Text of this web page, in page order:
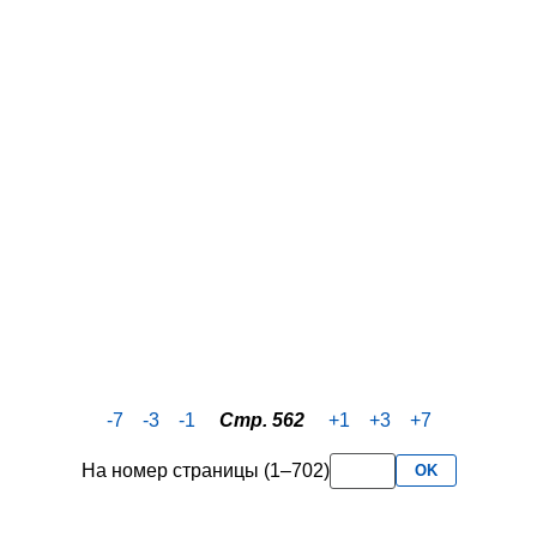
-7 -3 -1 Стр. 562 +1 +3 +7
На номер страницы (1–702) OK